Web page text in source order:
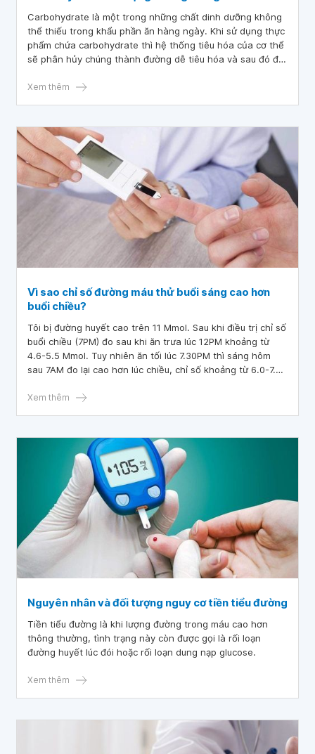
Carbohydrate là một trong những chất dinh dưỡng không
thể thiếu trong khẩu phần ăn hàng ngày. Khi sử dụng thực
phẩm chứa carbohydrate thì hệ thống tiêu hóa của cơ thể
sẽ phân hủy chúng thành đường dễ tiêu hóa và sau đó đi
đường này. Nếu quá trình điều hòa bị lỗi sẽ có nguy cơ
Xem thêm
Vì sao chỉ số đường máu thử buổi sáng cao hơn
buổi chiều?
Tôi bị đường huyết cao trên 11 Mmol. Sau khi điều trị chỉ số
buổi chiều (7PM) đo sau khi ăn trưa lúc 12PM khoảng từ
4.6-5.5 Mmol. Tuy nhiên ăn tối lúc 7.30PM thì sáng hôm
sau 7AM đo lại cao hơn lúc chiều, chỉ số khoảng từ 6.0-7.6
Xem thêm
Nguyên nhân và đối tượng nguy cơ tiền tiểu đường
Tiền tiểu đường là khi lượng đường trong máu cao hơn
thông thường, tình trạng này còn được gọi là rối loạn
đường huyết lúc đói hoặc rối loạn dung nạp glucose.
Xem thêm